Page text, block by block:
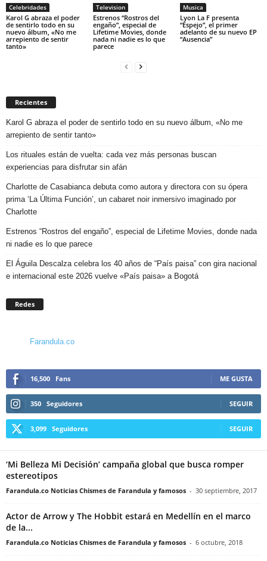
Celebridades
Karol G abraza el poder
de sentirlo todo en su
nuevo álbum, «No me
arrepiento de sentir
tanto»
Television
Estrenos “Rostros del
engaño”, especial de
Lifetime Movies, donde
nada ni nadie es lo que
parece
Musica
Lyon La F presenta
“Espejo”, el primer
adelanto de su nuevo EP
“Ausencia”
Recientes
Karol G abraza el poder de sentirlo todo en su nuevo álbum, «No me
arrepiento de sentir tanto»
Los rituales están de vuelta: cada vez más personas buscan
experiencias para disfrutar sin afán
Charlotte de Casabianca debuta como autora y directora con su ópera
prima ‘La Última Función’, un cabaret noir inmersivo imaginado por
Charlotte
Estrenos “Rostros del engaño”, especial de Lifetime Movies, donde nada
ni nadie es lo que parece
El Águila Descalza celebra los 40 años de “País paisa” con gira nacional
e internacional este 2026 vuelve «País paisa» a Bogotá
Redes
Farandula.co
16,500 Fans ME GUSTA
350 Seguidores SEGUIR
3,099 Seguidores SEGUIR
‘Mi Belleza Mi Decisión’ campaña global que busca romper
estereotipos
Farandula.co Noticias Chismes de Farandula y famosos - 30 septiembre, 2017
Actor de Arrow y The Hobbit estará en Medellín en el marco
de la...
Farandula.co Noticias Chismes de Farandula y famosos - 6 octubre, 2018